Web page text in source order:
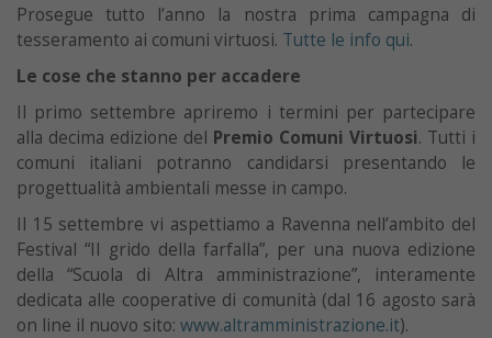
Prosegue tutto l’anno la nostra prima campagna di
tesseramento ai comuni virtuosi. Tutte le info qui.
Le cose che stanno per accadere
Il primo settembre apriremo i termini per partecipare
alla decima edizione del Premio Comuni Virtuosi. Tutti i
comuni italiani potranno candidarsi presentando le
progettualità ambientali messe in campo.
Il 15 settembre vi aspettiamo a Ravenna nell’ambito del
Festival “Il grido della farfalla”, per una nuova edizione
della “Scuola di Altra amministrazione”, interamente
dedicata alle cooperative di comunità (dal 16 agosto sarà
on line il nuovo sito: www.altramministrazione.it).